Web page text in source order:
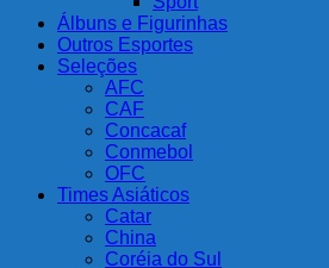
Álbuns e Figurinhas
Outros Esportes
Seleções
AFC
CAF
Concacaf
Conmebol
OFC
Times Asiáticos
Catar
China
Coréia do Sul